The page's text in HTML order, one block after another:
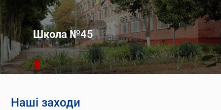
Школа №45
Наші заходи